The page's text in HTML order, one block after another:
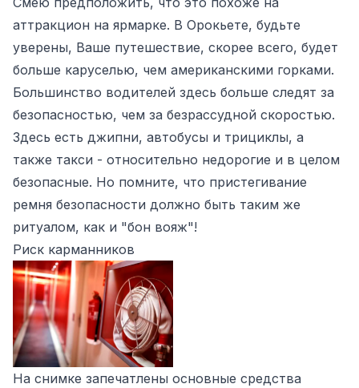
аттракцион на ярмарке. В Орокьете, будьте
уверены, Ваше путешествие, скорее всего, будет
больше каруселью, чем американскими горками.
Большинство водителей здесь больше следят за
безопасностью, чем за безрассудной скоростью.
Здесь есть джипни, автобусы и трициклы, а
также такси - относительно недорогие и в целом
безопасные. Но помните, что пристегивание
ремня безопасности должно быть таким же
ритуалом, как и "бон вояж"!
Риск карманников
На снимке запечатлены основные средства